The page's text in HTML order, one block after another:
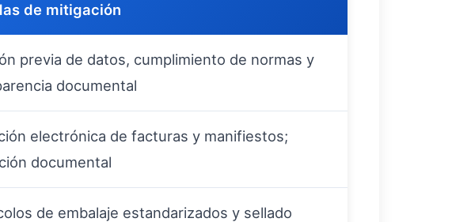
de mitigación
previa de datos, cumplimiento de normas y
documental
electrónica de facturas y manifiestos;
documental
de embalaje estandarizados y sellado